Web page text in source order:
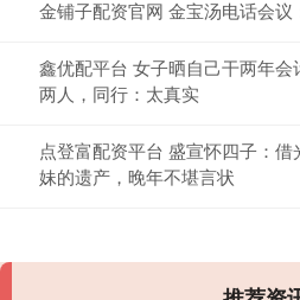
金铺子配资官网 金宝汤电话会议
鑫优配平台 女子晒自己干两年
两人，同行：太真实
点登富配资平台 盛宣怀四子：
妹的遗产，晚年不堪言状